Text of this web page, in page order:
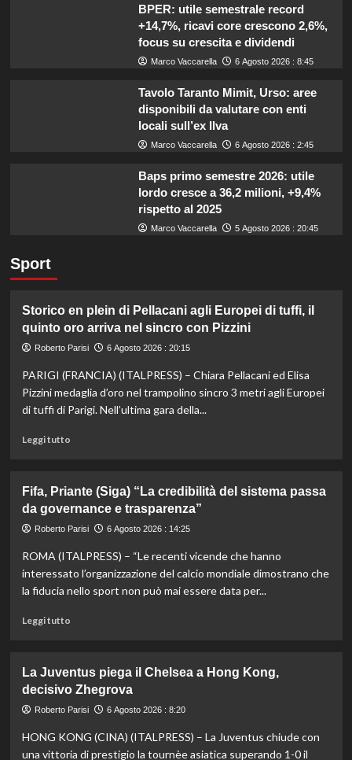
BPER: utile semestrale record
+14,7%, ricavi core crescono 2,6%,
focus su crescita e dividendi
Marco Vaccarella 6 Agosto 2026 : 8:45
Tavolo Taranto Mimit, Urso: aree
disponibili da valutare con enti
locali sull’ex Ilva
Marco Vaccarella 6 Agosto 2026 : 2:45
Baps primo semestre 2026: utile
lordo cresce a 36,2 milioni, +9,4%
rispetto al 2025
Marco Vaccarella 5 Agosto 2026 : 20:45
Sport
Storico en plein di Pellacani agli Europei di tuffi, il
quinto oro arriva nel sincro con Pizzini
Roberto Parisi 6 Agosto 2026 : 20:15
PARIGI (FRANCIA) (ITALPRESS) – Chiara Pellacani ed Elisa
Pizzini medaglia d’oro nel trampolino sincro 3 metri agli Europei
di tuffi di Parigi. Nell’ultima gara della...
Leggi tuttoLeggi
Storico
en
plein
Pellacani
agli
Europei
arriva
nel
sincro
Pizzini
Fifa, Priante (Siga) “La credibilità del sistema passa
da governance e trasparenza”
Roberto Parisi 6 Agosto 2026 : 14:25
ROMA (ITALPRESS) – “Le recenti vicende che hanno
interessato l’organizzazione del calcio mondiale dimostrano che
la fiducia nello sport non può mai essere data per...
Leggi tuttoLeggi
Fifa,
Priante
(Siga)
credibilità
del
La Juventus piega il Chelsea a Hong Kong,
decisivo Zhegrova
Roberto Parisi 6 Agosto 2026 : 8:20
HONG KONG (CINA) (ITALPRESS) – La Juventus chiude con
una vittoria di prestigio la tournèe asiatica superando 1-0 il